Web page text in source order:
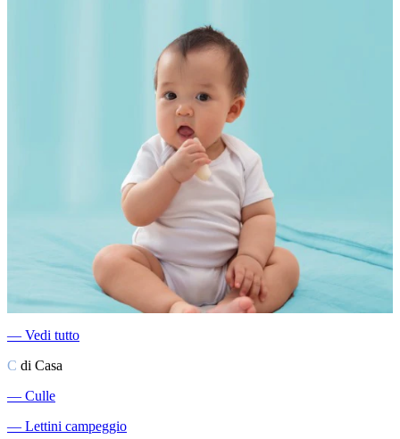
― Vedi tutto
C di Casa
― Culle
― Lettini campeggio